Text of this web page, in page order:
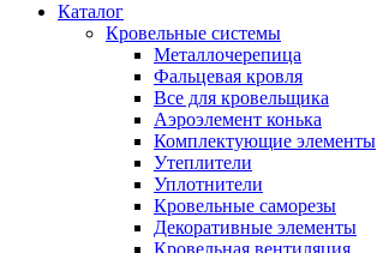
Каталог
Кровельные системы
Металлочерепица
Фальцевая кровля
Все для кровельщика
Аэроэлемент конька
Комплектующие элементы
Утеплители
Уплотнители
Кровельные саморезы
Декоративные элементы
Кровельная вентиляция